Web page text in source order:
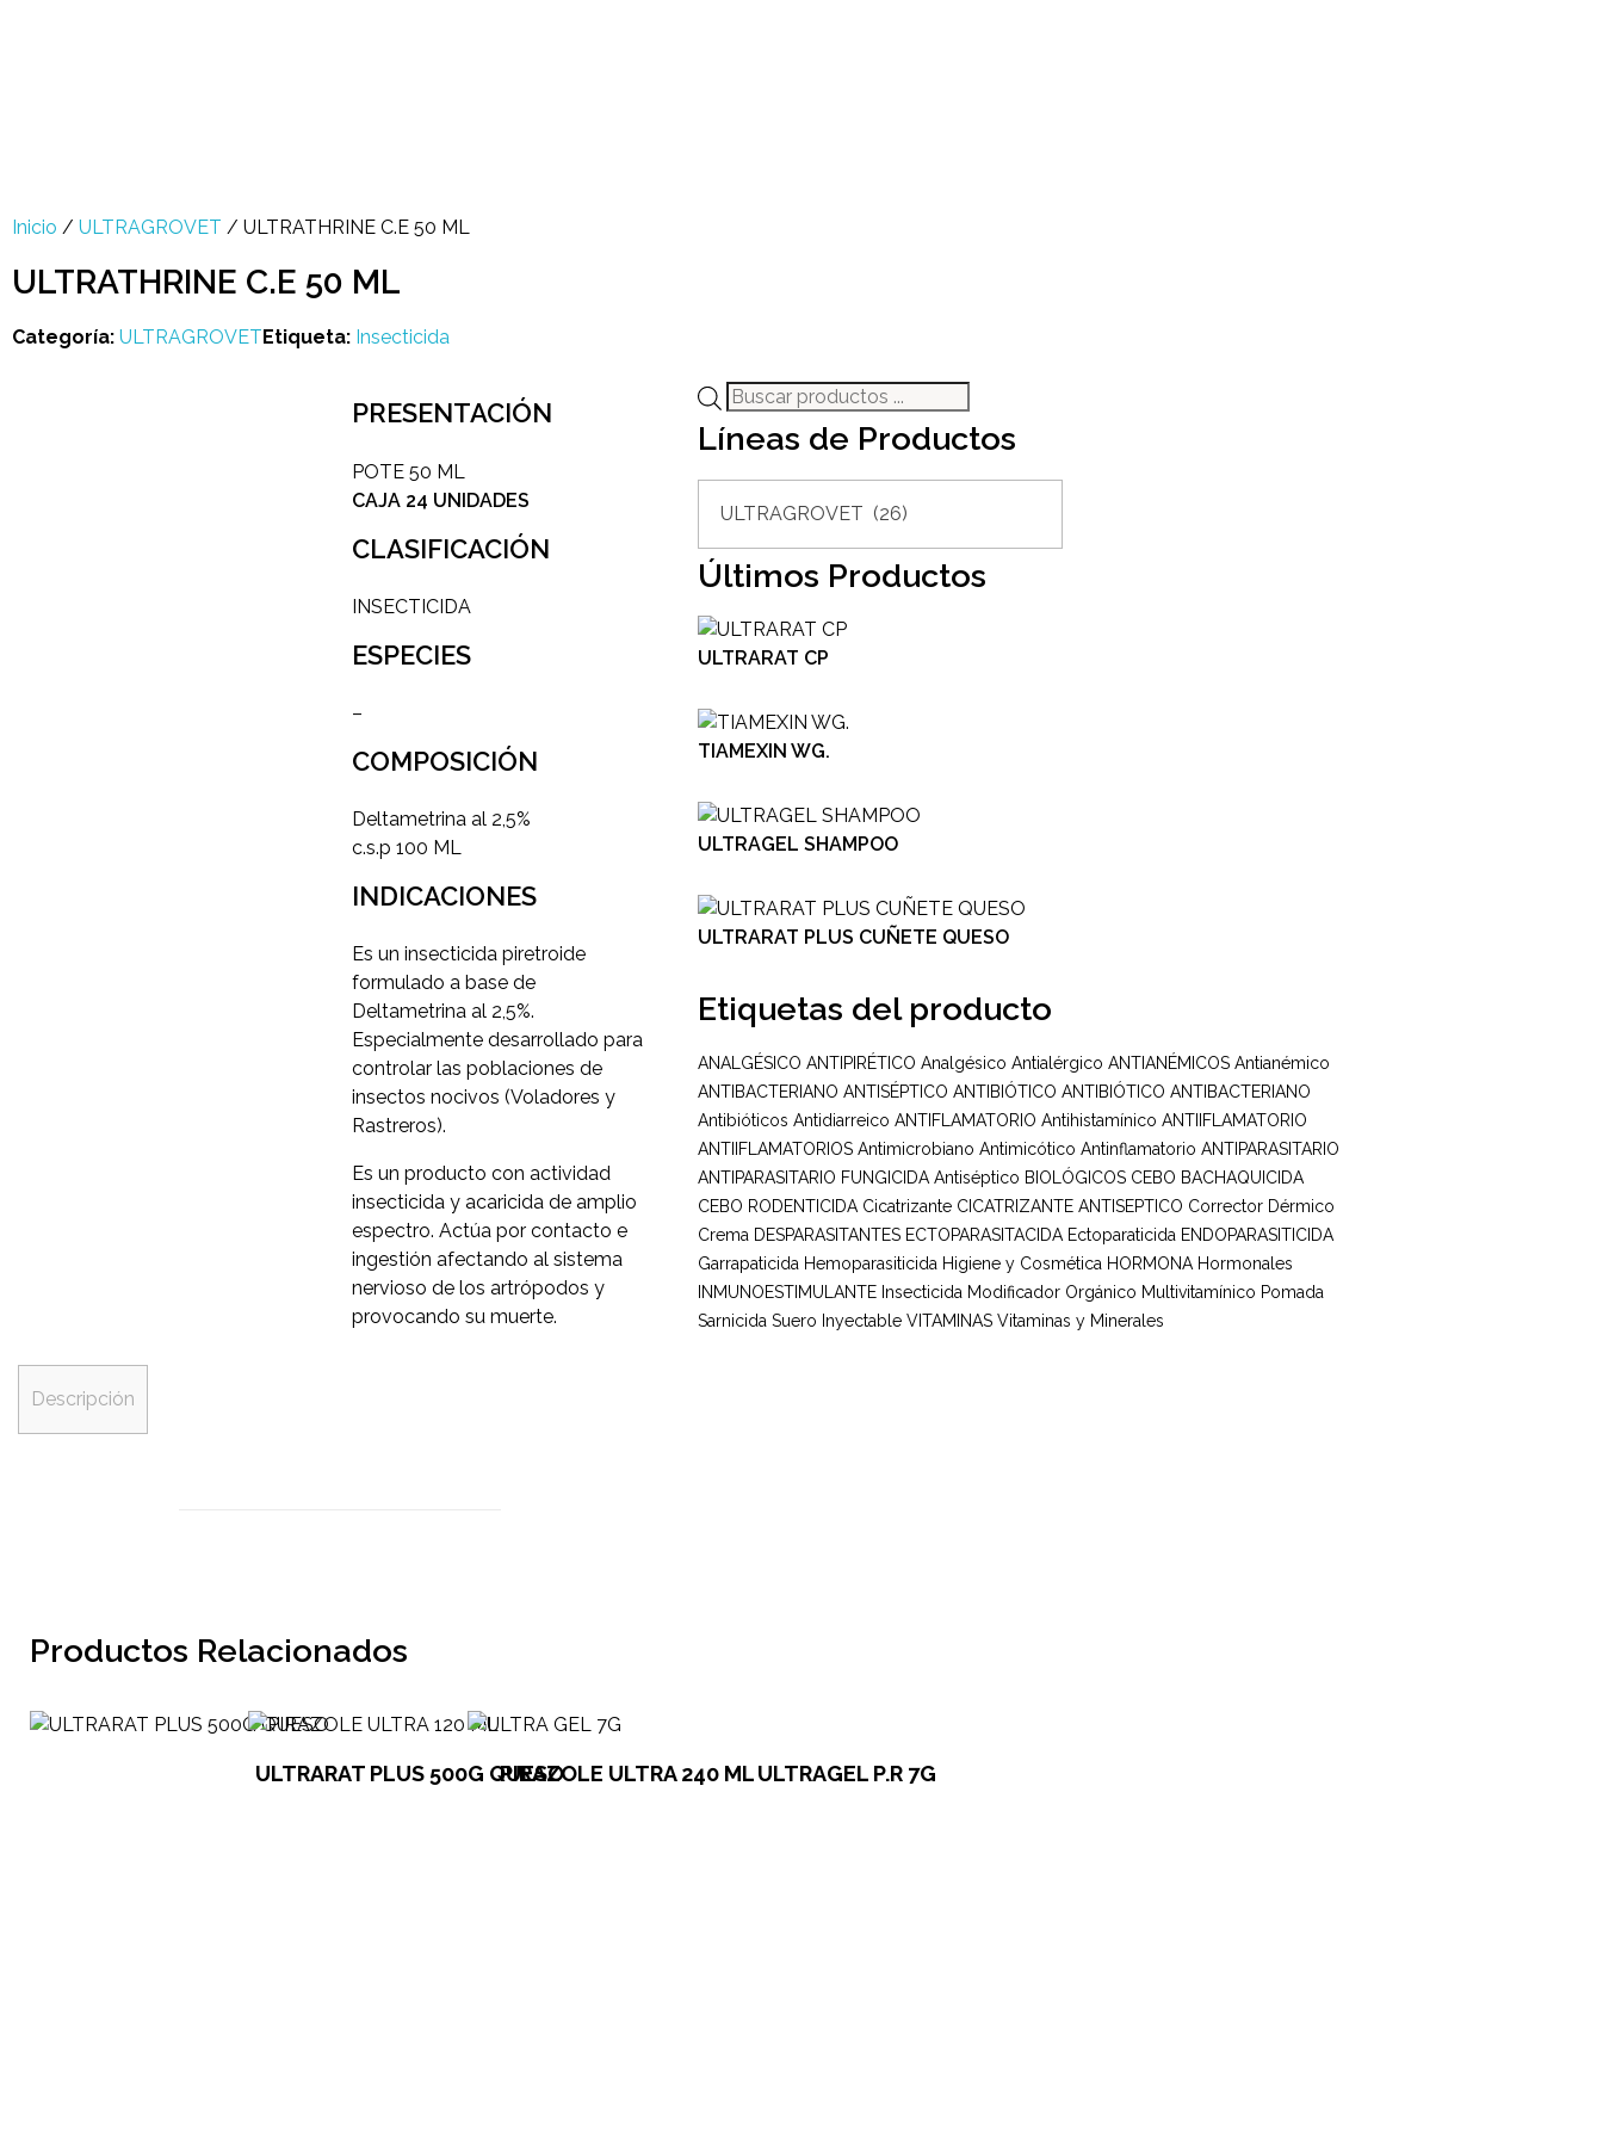
Inicio / ULTRAGROVET / ULTRATHRINE C.E 50 ML
ULTRATHRINE C.E 50 ML
Categoría: ULTRAGROVETEtiqueta: Insecticida
openPRESENTACIÓN
POTE 50 ML
CAJA 24 UNIDADES
CLASIFICACIÓN
INSECTICIDA
ESPECIES
–
COMPOSICIÓN
Deltametrina al 2,5%
c.s.p 100 ML
INDICACIONES
Es un insecticida piretroide
formulado a base de
Deltametrina al 2,5%.
Especialmente desarrollado para
controlar las poblaciones de
insectos nocivos (Voladores y
Rastreros).
Es un producto con actividad
insecticida y acaricida de amplio
espectro. Actúa por contacto e
ingestión afectando al sistema
nervioso de los artrópodos y
provocando su muerte.
Descripción
Productos Relacionados
ULTRARAT PLUS 500G QUESOPIRAZOLE ULTRA 240 MLULTRAGEL P.R 7G
Líneas de Productos
Últimos Productos
ULTRARAT CP
TIAMEXIN WG.
ULTRAGEL SHAMPOO
ULTRARAT PLUS CUÑETE QUESO
Etiquetas del producto
ANALGÉSICO ANTIPIRÉTICO Analgésico Antialérgico ANTIANÉMICOS Antianémico
ANTIBACTERIANO ANTISÉPTICO ANTIBIÓTICO ANTIBIÓTICO ANTIBACTERIANO
Antibióticos Antidiarreico ANTIFLAMATORIO Antihistamínico ANTIIFLAMATORIO
ANTIIFLAMATORIOS Antimicrobiano Antimicótico Antinflamatorio ANTIPARASITARIO
ANTIPARASITARIO FUNGICIDA Antiséptico BIOLÓGICOS CEBO BACHAQUICIDA
CEBO RODENTICIDA Cicatrizante CICATRIZANTE ANTISEPTICO Corrector Dérmico
Crema DESPARASITANTES ECTOPARASITACIDA Ectoparaticida ENDOPARASITICIDA
Garrapaticida Hemoparasiticida Higiene y Cosmética HORMONA Hormonales
INMUNOESTIMULANTE Insecticida Modificador Orgánico Multivitamínico Pomada
Sarnicida Suero Inyectable VITAMINAS Vitaminas y Minerales